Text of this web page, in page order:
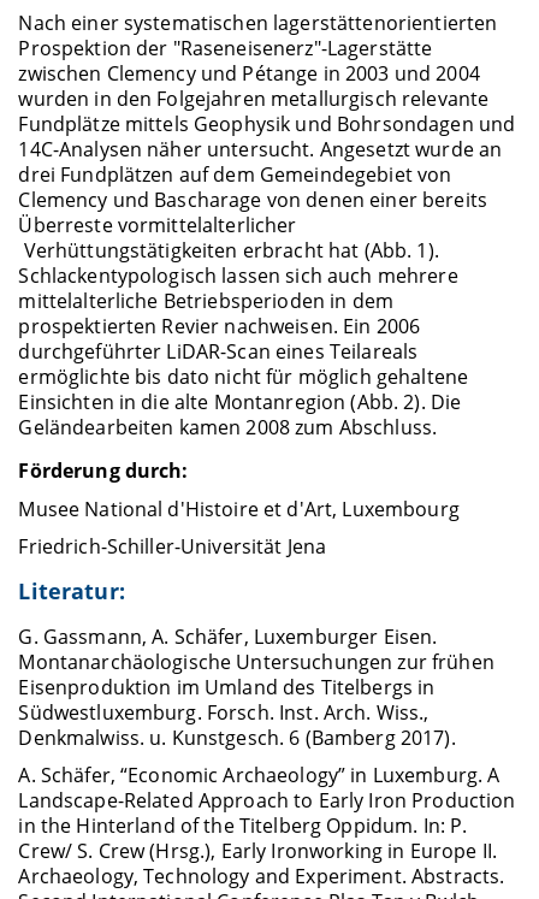
Nach einer systematischen lagerstättenorientierten
Prospektion der "Raseneisenerz"-Lagerstätte
zwischen Clemency und Pétange in 2003 und 2004
wurden in den Folgejahren metallurgisch relevante
Fundplätze mittels Geophysik und Bohrsondagen und
14C-Analysen näher untersucht. Angesetzt wurde an
drei Fundplätzen auf dem Gemeindegebiet von
Clemency und Bascharage von denen einer bereits
Überreste vormittelalterlicher
Verhüttungstätigkeiten erbracht hat (Abb. 1).
Schlackentypologisch lassen sich auch mehrere
mittelalterliche Betriebsperioden in dem
prospektierten Revier nachweisen. Ein 2006
durchgeführter LiDAR-Scan eines Teilareals
ermöglichte bis dato nicht für möglich gehaltene
Einsichten in die alte Montanregion (Abb. 2). Die
Geländearbeiten kamen 2008 zum Abschluss.
Förderung durch:
Musee National d'Histoire et d'Art, Luxembourg
Friedrich-Schiller-Universität Jena
Literatur:
G. Gassmann, A. Schäfer, Luxemburger Eisen.
Montanarchäologische Untersuchungen zur frühen
Eisenproduktion im Umland des Titelbergs in
Südwestluxemburg. Forsch. Inst. Arch. Wiss.,
Denkmalwiss. u. Kunstgesch. 6 (Bamberg 2017).
A. Schäfer, “Economic Archaeology” in Luxemburg. A
Landscape-Related Approach to Early Iron Production
in the Hinterland of the Titelberg Oppidum. In: P.
Crew/ S. Crew (Hrsg.), Early Ironworking in Europe II.
Archaeology, Technology and Experiment. Abstracts.